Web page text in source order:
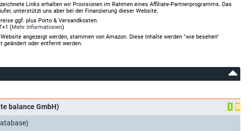
Links erhalten wir Provisionen im Rahmen eines Affiliate-Partnerprogramms. Das
unterstützt uns aber bei der Finanzierung dieser Website.
ggf. plus Porto & Versandkosten.
(Mehr Informationen)
angezeigt werden, stammen von Amazon. Diese Inhalte werden "wie besehen"
geändert oder entfernt werden.
balance GmbH) I
B